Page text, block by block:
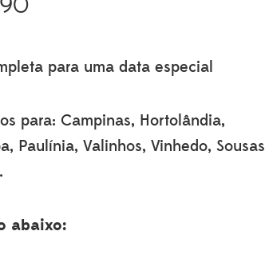
para uma data especial
para: Campinas, Hortolândia,
Paulínia, Valinhos, Vinhedo, Sousas
abaixo: